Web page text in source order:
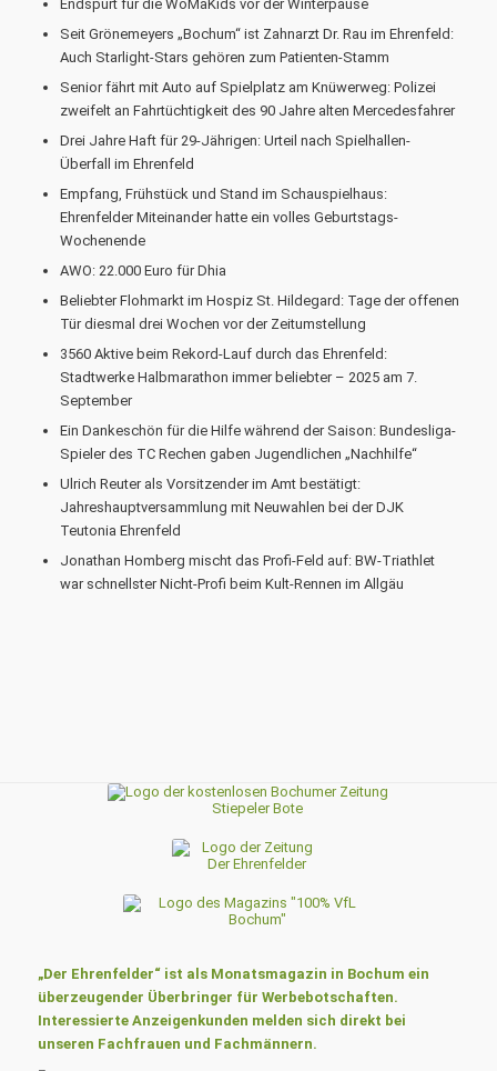
Endspurt für die WoMaKids vor der Winterpause
Seit Grönemeyers „Bochum“ ist Zahnarzt Dr. Rau im Ehrenfeld:
Auch Starlight-Stars gehören zum Patienten-Stamm
Senior fährt mit Auto auf Spielplatz am Knüwerweg: Polizei
zweifelt an Fahrtüchtigkeit des 90 Jahre alten Mercedesfahrer
Drei Jahre Haft für 29-Jährigen: Urteil nach Spielhallen-
Überfall im Ehrenfeld
Empfang, Frühstück und Stand im Schauspielhaus:
Ehrenfelder Miteinander hatte ein volles Geburtstags-
Wochenende
AWO: 22.000 Euro für Dhia
Beliebter Flohmarkt im Hospiz St. Hildegard: Tage der offenen
Tür diesmal drei Wochen vor der Zeitumstellung
3560 Aktive beim Rekord-Lauf durch das Ehrenfeld:
Stadtwerke Halbmarathon immer beliebter – 2025 am 7.
September
Ein Dankeschön für die Hilfe während der Saison: Bundesliga-
Spieler des TC Rechen gaben Jugendlichen „Nachhilfe“
Ulrich Reuter als Vorsitzender im Amt bestätigt:
Jahreshauptversammlung mit Neuwahlen bei der DJK
Teutonia Ehrenfeld
Jonathan Homberg mischt das Profi-Feld auf: BW-Triathlet
war schnellster Nicht-Profi beim Kult-Rennen im Allgäu
„Der Ehrenfelder“ ist als Monatsmagazin in Bochum ein
überzeugender Überbringer für Werbebotschaften.
Interessierte Anzeigenkunden melden sich direkt bei
unseren Fachfrauen und Fachmännern.